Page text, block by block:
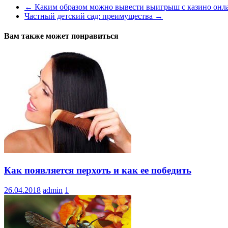
← Каким образом можно вывести выигрыш с казино
Частный детский сад: преимущества →
Вам также может понравиться
Как появляется перхоть и как ее победить
26.04.2018 admin 1